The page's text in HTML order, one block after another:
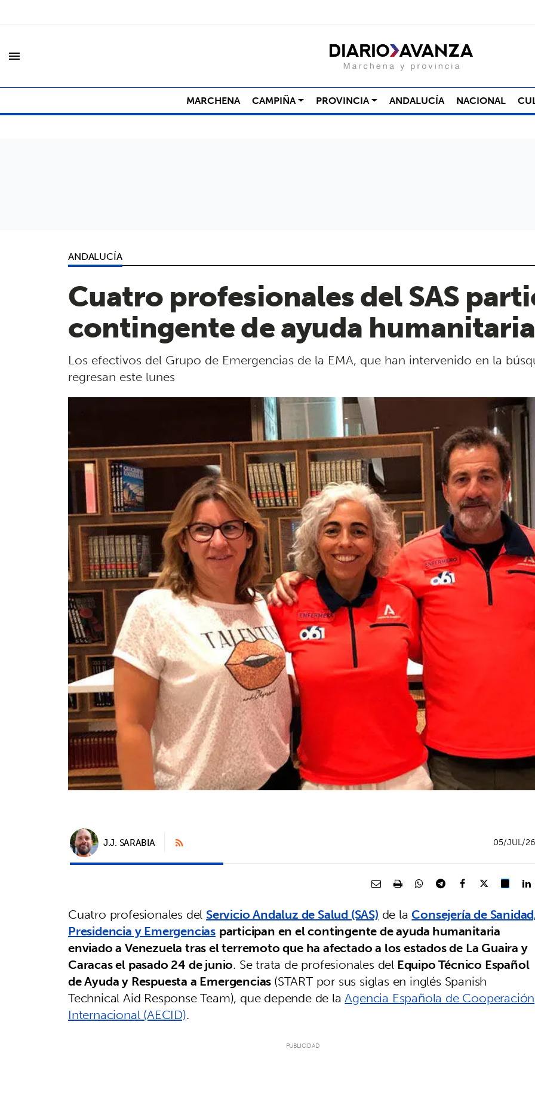
menu
MARCHENA CAMPIÑA PROVINCIA ANDALUCÍA NACIONAL
ANDALUCÍA
Cuatro profesionales del SAS
contingente de ayuda
Los efectivos del Grupo de Emergencias de la EMA, que han intervenido en la
regresan este lunes
J.J. SARABIA 05/JUL/26
Cuatro profesionales delServicio Andaluz de Salud (SAS)de laConsejería de
Presidencia y Emergencias participan en el contingente de ayuda humanitaria
enviado a Venezuela tras el terremoto que ha afectado a los estados de La Guaira y
Caracas el pasado 24 de junio. Se trata de profesionales delEquipo Técnico Español
de Ayuda y Respuesta a Emergencias(START por sus siglas en inglés Spanish
Technical Aid Response Team), que depende de laAgencia Española de Cooperación
Internacional (AECID).